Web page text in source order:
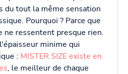
du tout la même sensation
Pourquoi ? Parce que
ne ressentent presque rien.
minime qui
: MISTER SIZE existe en
, le meilleur de chaque